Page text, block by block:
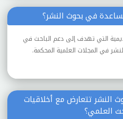
في بحوث النشر؟
التي تهدف إلى دعم الباحث في
في المجلات العلمية المحكمة.
النشر تتعارض مع أخلاقيات
العلمي؟